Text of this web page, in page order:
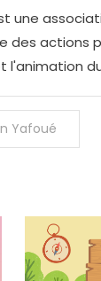
une
des actions
l'animation
Yafoué